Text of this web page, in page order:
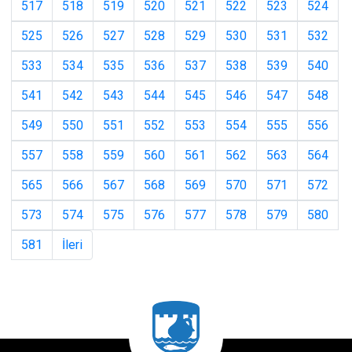
517 518 519 520 521 522 523
524
525
526 527 528 529 530 531
532
533
534 535 536 537 538 539
540
541
542 543 544 545 546 547
548
549
550 551 552 553 554 555
556
557
558 559 560 561 562 563
564
565
566 567 568 569 570 571
572
573
574 575 576 577 578 579
580
581
İleri